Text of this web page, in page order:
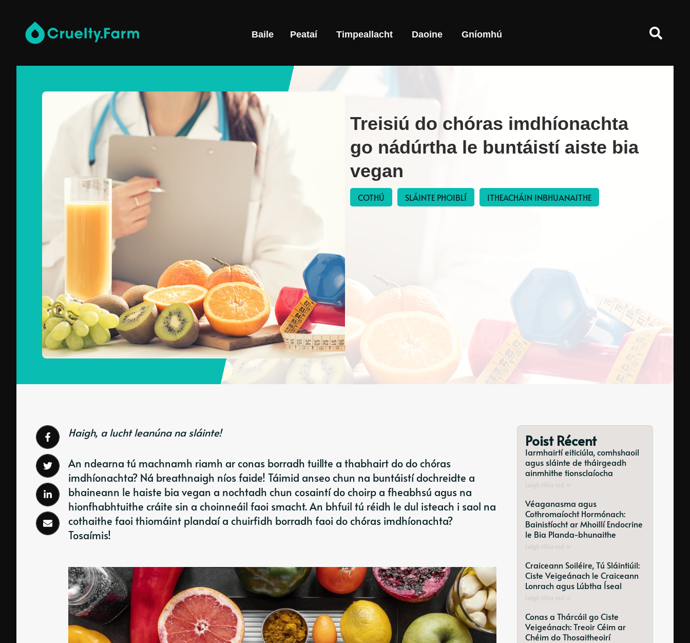
Baile Peataí Timpeallacht Daoine Gníomhú
Treisiú do chóras imdhíonachta
go nádúrtha le buntáistí aiste bia
vegan
COTHÚ SLÁINTE PHOIBLÍ ITHEACHÁIN INBHUANAITHE
Haigh, a lucht leanúna na sláinte!
An ndearna tú machnamh riamh ar conas borradh tuillte a thabhairt do do chóras
imdhíonachta? Ná breathnaigh níos faide! Táimid anseo chun na buntáistí dochreidte a
bhaineann le haiste bia vegan a nochtadh chun cosaintí do choirp a fheabhsú agus na
hionfhabhtuithe cráite sin a choinneáil faoi smacht. An bhfuil tú réidh le dul isteach i saol na
cothaithe faoi thiomáint plandaí a chuirfidh borradh faoi do chóras imdhíonachta?
Tosaímis!
Poist Récent
Iarmhairtí eiticiúla, comhshaoil
agus sláinte de tháirgeadh
ainmhithe tionsclaíocha
Véaganasma agus
Cothromaíocht Hormónach:
Bainistíocht ar Mhoillí Endocrine
le Bia Planda-bhunaithe
Craiceann Soiléire, Tú Sláintiúil:
Ciste Veigeánach le Craiceann
Lonrach agus Lúbtha Íseal
Conas a Thárcáil go Ciste
Veigeánach: Treoir Céim ar
Chéim do Thosaitheoirí